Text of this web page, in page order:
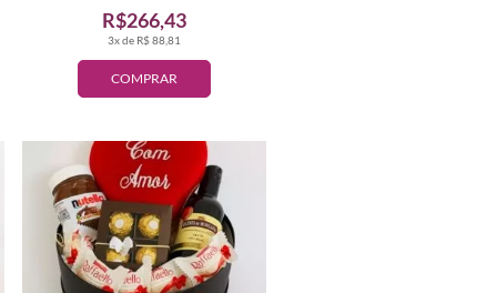
COMPRAR
3x de R$ 88,81
R$266,43